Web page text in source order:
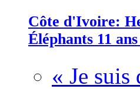
Côte d'Ivoire:
Éléphants 11
« Je suis